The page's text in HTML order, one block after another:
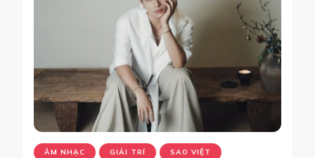
ÂM NHẠC GIẢI TRÍ SAO VIỆT